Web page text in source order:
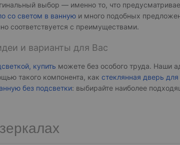
выбор — именно то, что
со светом в ванную и много подобных
соответствуется с преимуществами.
и варианты для Вас
купить можете без особого труда. Наши
такого компонента, как стеклянная дверь
без подсветки: выбирайте наиболее